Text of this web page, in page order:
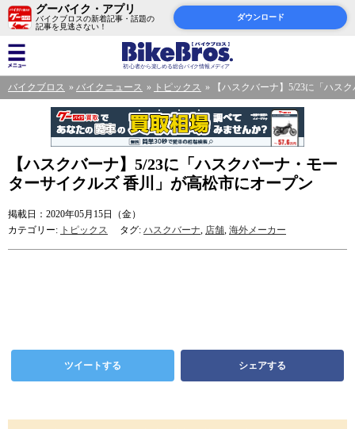
グーバイク・アプリ
バイクブロスの新着記事・話題の
記事を見逃さない！
ダウンロード
バイクブロス バイクニュース トピックス 【ハスクバーナ】5/23に「ハス
【ハスクバーナ】5/23に「ハスクバーナ・モー
ターサイクルズ 香川」が高松市にオープン
掲載日：2020年05月15日（金）
カテゴリー: トピックス タグ: ハスクバーナ, 店舗, 海外メーカー
ツイートする シェアする